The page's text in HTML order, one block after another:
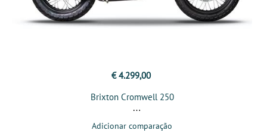
€ 4.299,00
Brixton Cromwell 250
Adicionar comparação